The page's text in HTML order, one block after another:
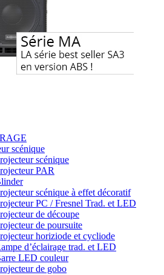
scénique
scénique
PAR
scénique à effet décoratif
PC / Fresnel Trad. et LED
de découpe
de poursuite
horiziode et cycliode
d’éclairage trad. et LED
LED couleur
de gobo